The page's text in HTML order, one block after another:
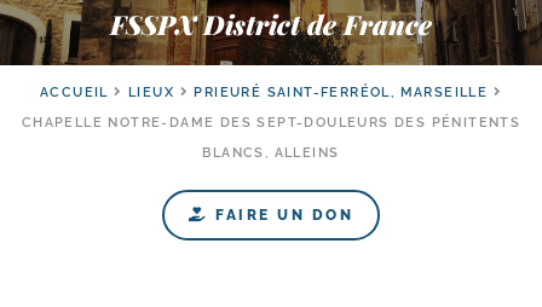
FSSPX District de France
ACCUEIL LIEUX
PRIEURÉ SAINT-FERRÉOL, MARSEILLE
CHAPELLE NOTRE-​DAME DES SEPT-​DOULEURS DES PÉNITENTS
BLANCS, ALLEINS
FAIRE UN DON